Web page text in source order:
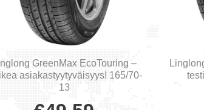
GreenMax EcoTouring –
asiakastyytyväisyys! 165/70-
13